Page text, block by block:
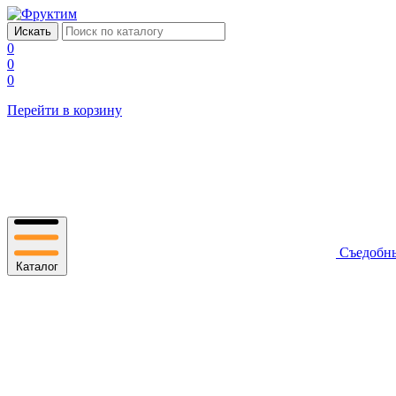
0
0
0
Перейти в корзину
Каталог